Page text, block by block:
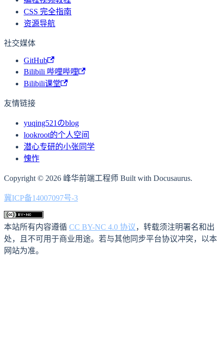
CSS 完全指南
资源导航
社交媒体
GitHub
Bilibili 哔哩哔哩
Bilibili课堂
友情链接
yuqing521のblog
lookroot的个人空间
潜心专研的小张同学
愧怍
Copyright © 2026 峰华前端工程师 Built with Docusaurus.
冀ICP备14007097号-3
本站所有内容遵循 CC BY-NC 4.0 协议，转载须注明署名和出
处，且不可用于商业用途。若与其他同步平台协议冲突，以本
网站为准。